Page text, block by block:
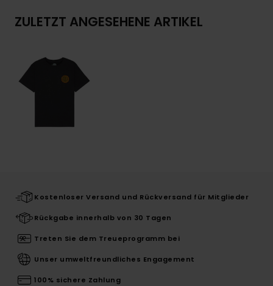
ZULETZT ANGESEHENE ARTIKEL
Kostenloser Versand und Rückversand für Mitglieder
Rückgabe innerhalb von 30 Tagen
Treten Sie dem Treueprogramm bei
Unser umweltfreundliches Engagement
100% sichere Zahlung